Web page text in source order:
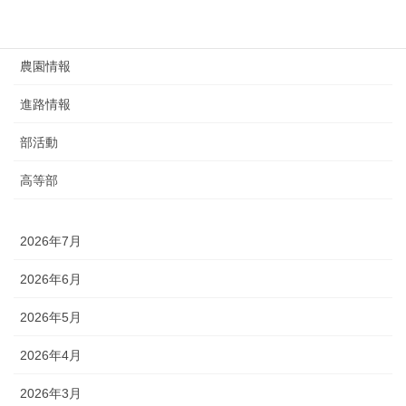
農園情報
進路情報
部活動
高等部
2026年7月
2026年6月
2026年5月
2026年4月
2026年3月